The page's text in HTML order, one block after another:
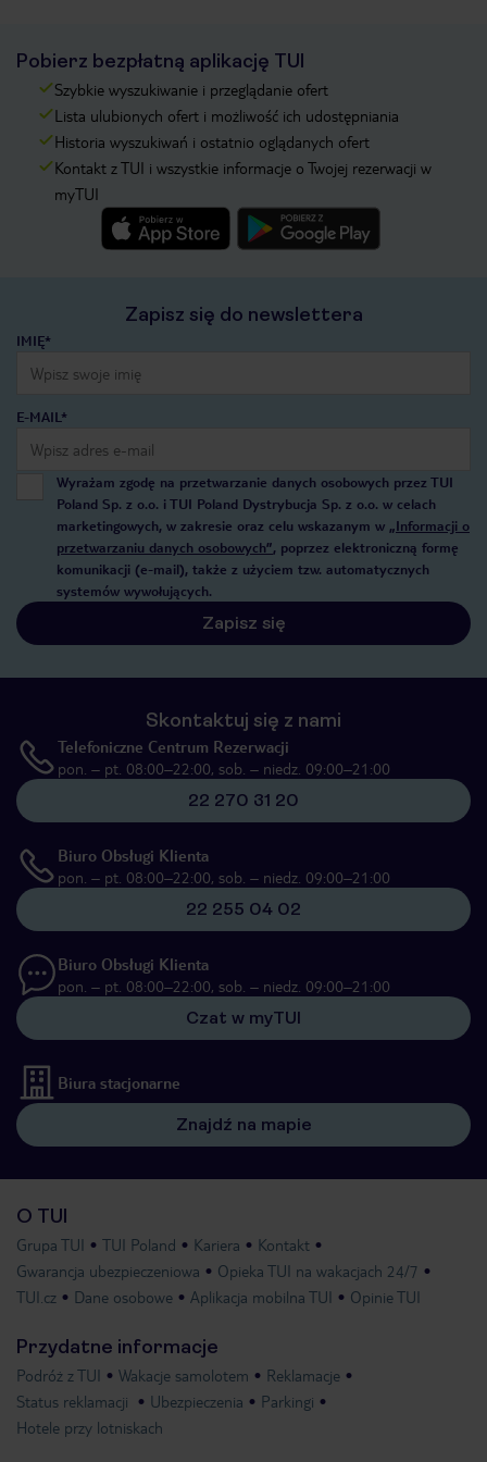
Pobierz bezpłatną aplikację TUI
Szybkie wyszukiwanie i przeglądanie ofert
Lista ulubionych ofert i możliwość ich udostępniania
Historia wyszukiwań i ostatnio oglądanych ofert
Kontakt z TUI i wszystkie informacje o Twojej rezerwacji w
myTUI
Zapisz się do newslettera
IMIĘ*
E-MAIL*
Wyrażam zgodę na przetwarzanie danych osobowych przez TUI
Poland Sp. z o.o. i TUI Poland Dystrybucja Sp. z o.o. w celach
marketingowych, w zakresie oraz celu wskazanym w „Informacji o
przetwarzaniu danych osobowych”, poprzez elektroniczną formę
komunikacji (e-mail), także z użyciem tzw. automatycznych
systemów wywołujących.
Zapisz się
Skontaktuj się z nami
Telefoniczne Centrum Rezerwacji
pon. – pt. 08:00–22:00, sob. – niedz. 09:00–21:00
22 270 31 20
Biuro Obsługi Klienta
pon. – pt. 08:00–22:00, sob. – niedz. 09:00–21:00
22 255 04 02
Biuro Obsługi Klienta
pon. – pt. 08:00–22:00, sob. – niedz. 09:00–21:00
Czat w myTUI
Biura stacjonarne
Znajdź na mapie
O TUI
Grupa TUI TUI Poland Kariera
Kontakt
Gwarancja ubezpieczeniowa
Opieka TUI na wakacjach 24/7
TUI.cz
Dane osobowe Aplikacja mobilna TUI Opinie TUI
Przydatne informacje
Podróż z TUI Wakacje samolotem
Reklamacje
Status reklamacji
Ubezpieczenia
Parkingi
Hotele przy lotniskach